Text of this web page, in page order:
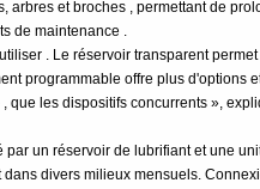
et broches , permettant de
de maintenance .
. Le réservoir transparent
programmable offre plus d'options
les dispositifs concurrents »,
un réservoir de lubrifiant et une
divers milieux mensuels.